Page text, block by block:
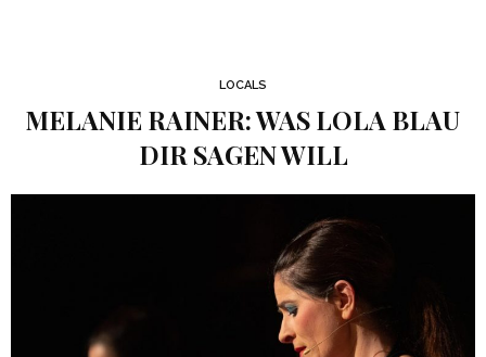
LOCALS
MELANIE RAINER: WAS LOLA BLAU
DIR SAGEN WILL